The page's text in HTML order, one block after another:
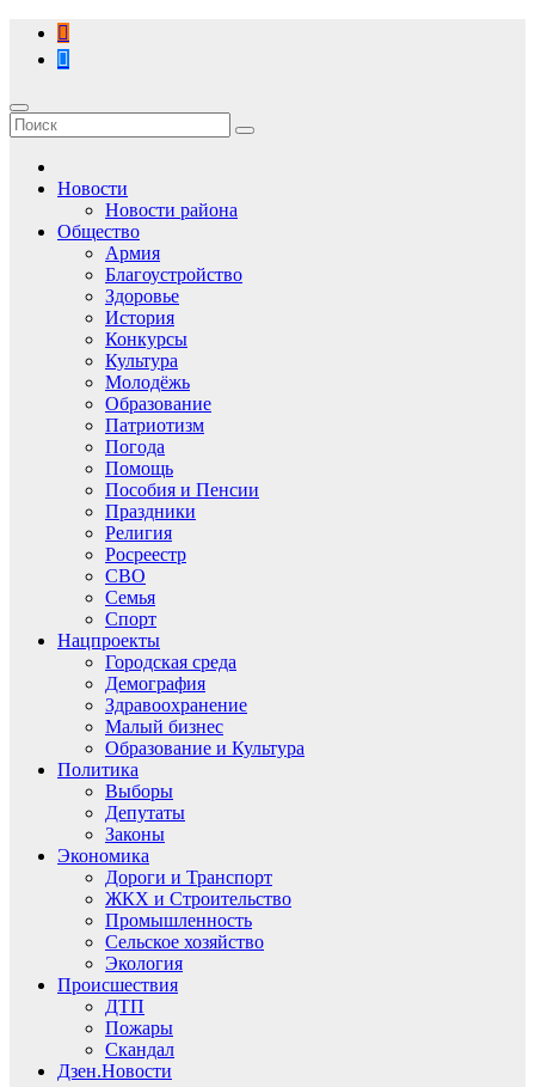
Перейти
содержимому
Новости
Новости района
Общество
Армия
Благоустройство
Здоровье
История
Конкурсы
Культура
Молодёжь
Образование
Патриотизм
Погода
Помощь
Пособия и Пенсии
Праздники
Религия
Росреестр
СВО
Семья
Спорт
Нацпроекты
Городская среда
Демография
Здравоохранение
Малый бизнес
Образование и Культура
Политика
Выборы
Депутаты
Законы
Экономика
Дороги и Транспорт
ЖКХ и Строительство
Промышленность
Сельское хозяйство
Экология
Происшествия
ДТП
Пожары
Скандал
Дзен.Новости